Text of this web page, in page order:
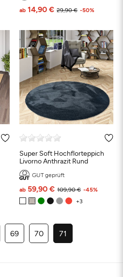
29,90 €
ab 14,90 € -50%
Super Soft Hochflorteppich
Livorno Anthrazit Rund
GUT geprüft
109,90 €
ab 59,90 € -45%
69 70 71